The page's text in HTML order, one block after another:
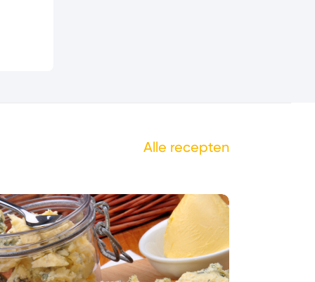
Alle recepten